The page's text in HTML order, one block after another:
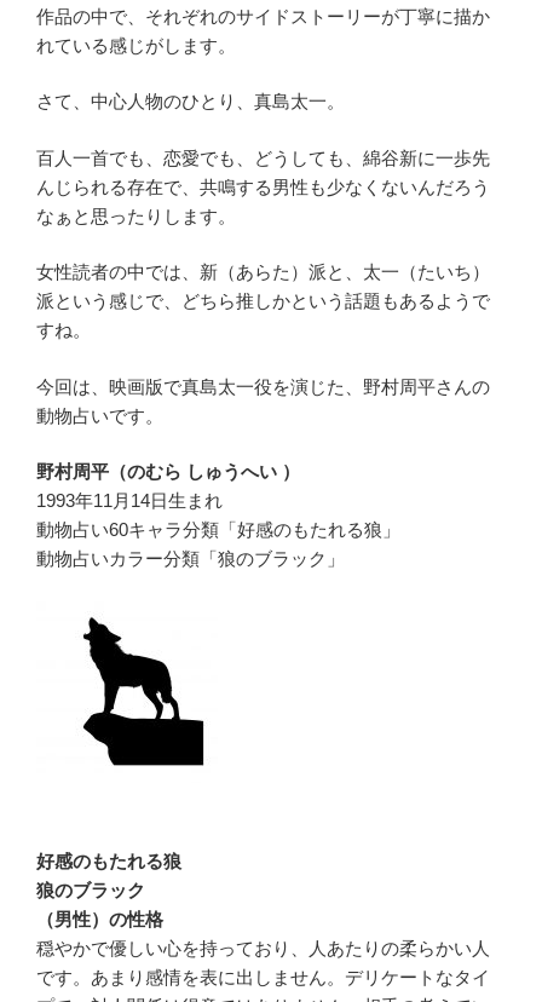
作品の中で、それぞれのサイドストーリーが丁寧に描か
れている感じがします。
さて、中心人物のひとり、真島太一。
百人一首でも、恋愛でも、どうしても、綿谷新に一歩先
んじられる存在で、共鳴する男性も少なくないんだろう
なぁと思ったりします。
女性読者の中では、新（あらた）派と、太一（たいち）
派という感じで、どちら推しかという話題もあるようで
すね。
今回は、映画版で真島太一役を演じた、野村周平さんの
動物占いです。
野村周平（のむら しゅうへい ）
1993年11月14日生まれ
動物占い60キャラ分類「好感のもたれる狼」
動物占いカラー分類「狼のブラック」
好感のもたれる狼
狼のブラック
（男性）の性格
穏やかで優しい心を持っており、人あたりの柔らかい人
です。あまり感情を表に出しません。デリケートなタイ